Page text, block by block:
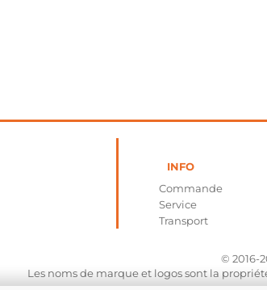
INFO
Commande
Service
Transport
© 2016-
Les noms de marque et logos sont la